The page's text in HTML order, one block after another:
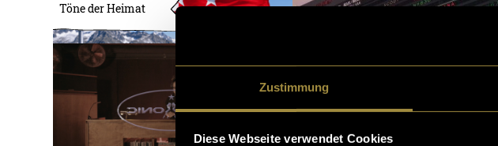
Zustimmung
Diese Webseite verwendet Cookies
Töne der Heimat